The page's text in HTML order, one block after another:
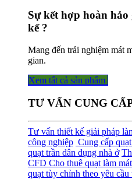
Sự kết hợp hoàn
kế ?
Mang đến trải nghiệm mát
gian.
Xem tất cả sản phẩm
TƯ VẤN CUNG
Tư vấn thiết kế giải pháp
công nghiệp Cung cấp
quạt trần dân dụng nhà ở
CFD Cho thuê quạt làm mát
quạt tùy chỉnh theo yêu cầu